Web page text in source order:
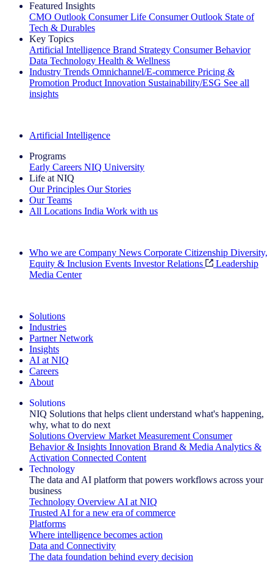
Featured Insights
CMO Outlook Consumer Life Consumer Outlook State of
Tech & Durables
Key Topics
Artificial Intelligence Brand Strategy Consumer Behavior
Data Technology Health & Wellness
Industry Trends Omnichannel/E-commerce Pricing &
Promotion Product Innovation Sustainability/ESG See all
insights
Artificial Intelligence
Programs
Early Careers NIQ University
Life at NIQ
Our Principles Our Stories
Our Teams
All Locations India Work with us
Who we are Company News Corporate Citizenship Diversity,
Equity & Inclusion Events Investor Relations
Leadership
Media Center
Solutions
Industries
Partner Network
Insights
AI at NIQ
Careers
About
Solutions
NIQ Solutions that helps client understand what's happening,
why, what to do next
Solutions Overview Market Measurement Consumer
Behavior & Insights Innovation Brand & Media Analytics &
Activation Connected Content
Technology
The data and AI platform that powers workflows across your
business
Technology Overview AI at NIQ
Trusted AI for a new era of commerce
Platforms
Where intelligence becomes action
Data and Connectivity
The data foundation behind every decision